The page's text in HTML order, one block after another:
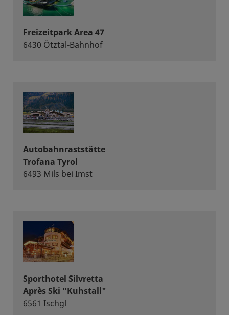
Freizeitpark Area 47
6430 Ötztal-Bahnhof
Autobahnraststätte
Trofana Tyrol
6493 Mils bei Imst
Sporthotel Silvretta
Après Ski "Kuhstall"
6561 Ischgl